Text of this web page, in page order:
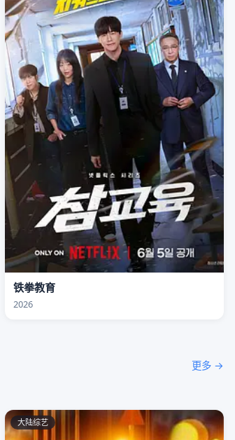
铁拳教育
2026
更多 →
大陆综艺